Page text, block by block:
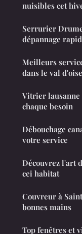
nuisibles cet
Serrurier
dépannage
Meilleurs
dans le val
Vitrier lausanne
chaque besoin
Débouchage
votre service
Découvrez l'art
cei habitat
Couvreur à
bonnes mains
Top fenêtres et